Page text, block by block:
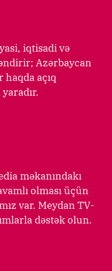
iqtisadi və
Azərbaycan
açıq
məkanındakı
olması üçün
var. Meydan TV-
dəstək olun.